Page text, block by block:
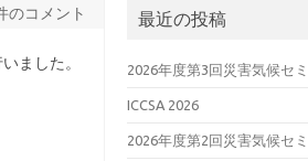
のコメント
ました。
最近の投稿
2026年度第3回災害気候セ
ICCSA 2026
2026年度第2回災害気候セ